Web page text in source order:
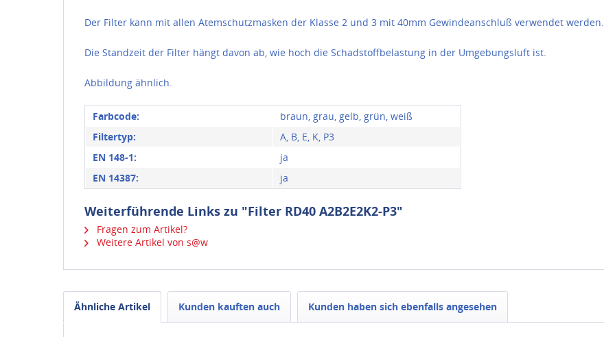
Der Filter kann mit allen Atemschutzmasken der Klasse 2 und 3 mit 40mm Gewindeanschluß verwendet werden.
Die Standzeit der Filter hängt davon ab, wie hoch die Schadstoffbelastung in der Umgebungsluft ist.
Abbildung ähnlich.
Farbcode:
braun, grau, gelb, grün, weiß
Filtertyp:
A, B, E, K, P3
EN 148-1:
ja
EN 14387:
ja
Weiterführende Links zu "Filter RD40 A2B2E2K2-P3"
Fragen zum Artikel?
Weitere Artikel von s@w
Ähnliche Artikel Kunden kauften auch Kunden haben sich ebenfalls angesehen